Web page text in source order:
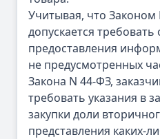
Учитывая, что Законом
допускается требовать
предоставления
не предусмотренных
Закона N 44-ФЗ,
требовать указания в
закупки доли
представления каких-